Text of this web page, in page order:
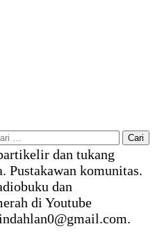
dan tukang
komunitas.
dan
di Youtube